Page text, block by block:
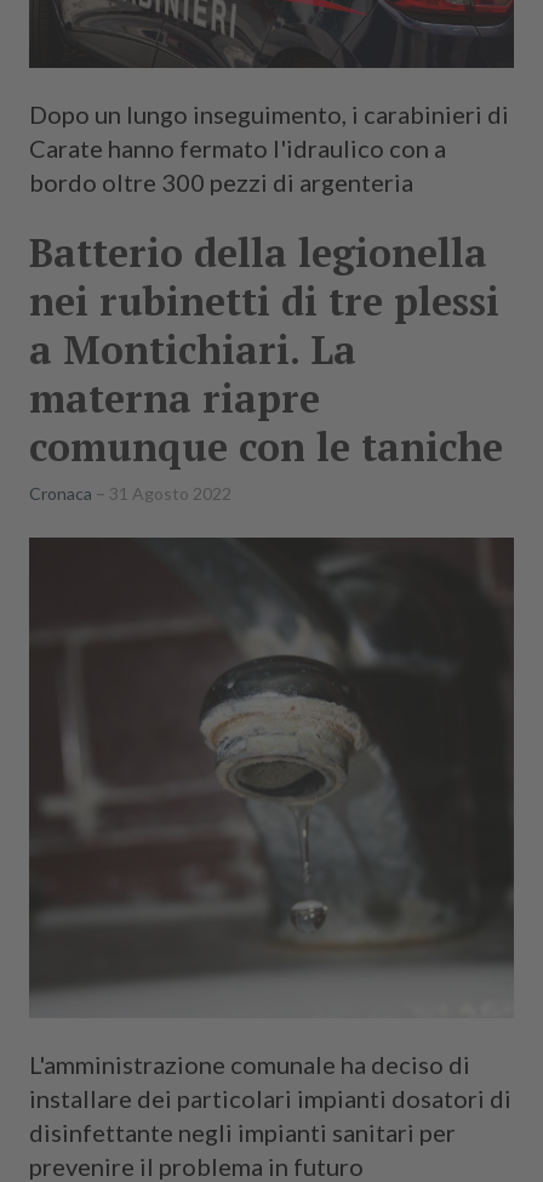
Dopo un lungo inseguimento, i carabinieri di
Carate hanno fermato l'idraulico con a
bordo oltre 300 pezzi di argenteria
Batterio della legionella
nei rubinetti di tre plessi
a Montichiari. La
materna riapre
comunque con le taniche
Cronaca 31 Agosto 2022
L'amministrazione comunale ha deciso di
installare dei particolari impianti dosatori di
disinfettante negli impianti sanitari per
prevenire il problema in futuro